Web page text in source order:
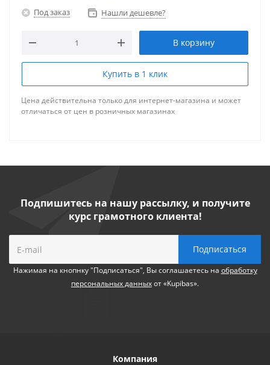
Под заказ Нашли дешевле?
В корзину
Купить в 1 клик
Цена действительна только для интернет-магазина и может
отличаться от цен в розничных магазинах
Подпишитесь на нашу рассылку, и получите
курс грамотного клиента!
Нажимая на кнопнку "Подписаться", Вы соглашаетесь на обработку
персональных данныхот «Kupibas».
Компания